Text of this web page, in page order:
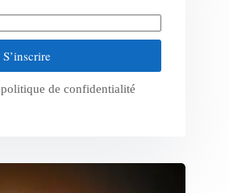
S’inscrire
politique de confidentialité